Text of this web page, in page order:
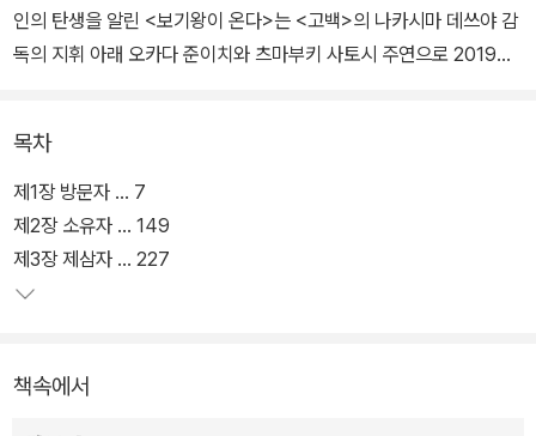
인의 탄생을 알린 <보기왕이 온다>는 <고백>의 나카시마 데쓰야 감
독의 지휘 아래 오카다 준이치와 츠마부키 사토시 주연으로 2019년
제22회 일본 호러소설대상 대상 수상작. 데뷔작으로 대상을 거머쥐
면서 이름을 알리게 된 사와무라 이치는 1979년 일본 오사카에서 태
어나 오사카대학을 졸업한 뒤 출판사에서 근무하다가 2012년부터
본격적으로 글을 쓰기 시작했다. 2015년 '사와무라 덴지'라는 이름으
로 응모한 <보기왕>이 독특한 문체와 뛰어난 구성으로 심사위원들의
목차
제1장 방문자 … 7
제2장 소유자 … 149
제3장 제삼자 … 227
책속에서